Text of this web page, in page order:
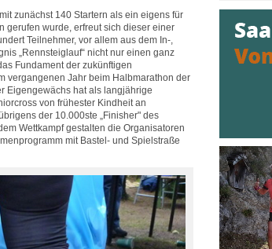
zunächst 140 Startern als ein eigens für
gerufen wurde, erfreut sich dieser einer
Teilnehmer, vor allem aus dem In-,
„Rennsteiglauf“ nicht nur einen ganz
Fundament der zukünftigen
vergangenen Jahr beim Halbmarathon der
Eigengewächs hat als langjährige
von frühester Kindheit an
der 10.000ste „Finisher" des
Wettkampf gestalten die Organisatoren
mit Bastel- und Spielstraße